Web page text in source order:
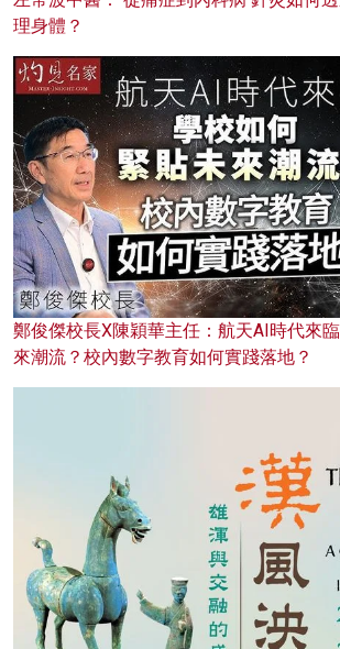
理身體？
鄭俊傑校長X陳穎華主任：航天AI時代來
來潮流？校內數字教育如何實踐落地？